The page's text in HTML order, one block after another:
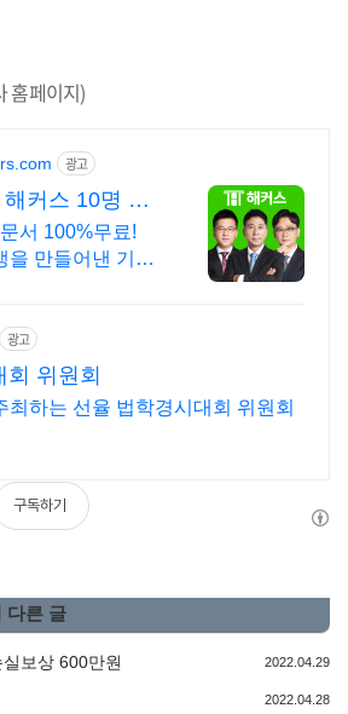
홈페이지)
광고
커스 10명 중
서 100%무료!
을 만들어낸 기적
광고
위원회
최하는 선율 법학경시대회 위원회
구독하기
다른 글
보상 600만원 2022.04.29
2022.04.28